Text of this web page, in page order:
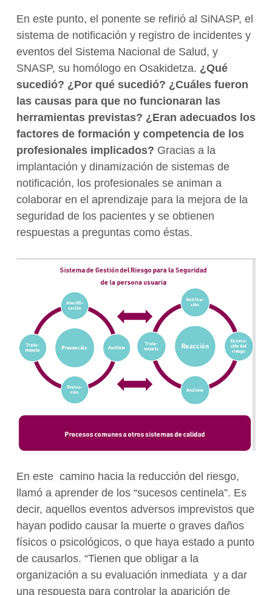
En este punto, el ponente se refirió al SiNASP, el
sistema de notificación y registro de incidentes y
eventos del Sistema Nacional de Salud, y
SNASP, su homólogo en Osakidetza. ¿Qué
sucedió? ¿Por qué sucedió? ¿Cuáles fueron
las causas para que no funcionaran las
herramientas previstas? ¿Eran adecuados los
factores de formación y competencia de los
profesionales implicados? Gracias a la
implantación y dinamización de sistemas de
notificación, los profesionales se animan a
colaborar en el aprendizaje para la mejora de la
seguridad de los pacientes y se obtienen
respuestas a preguntas como éstas.
En este camino hacia la reducción del riesgo,
llamó a aprender de los “sucesos centinela”. Es
decir, aquellos eventos adversos imprevistos que
hayan podido causar la muerte o graves daños
físicos o psicológicos, o que haya estado a punto
de causarlos. “Tienen que obligar a la
organización a su evaluación inmediata y a dar
una respuesta para controlar la aparición de